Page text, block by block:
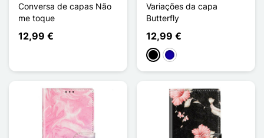
Conversa de capas Não
me toque
12,99 €
Variações da capa
Butterfly
12,99 €
PretoAzul Escuro